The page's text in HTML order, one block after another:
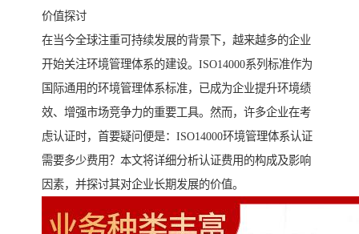
价值探讨
在当今全球注重可持续发展的背景下，越来越多的企业
开始关注环境管理体系的建设。ISO14000系列标准作为
国际通用的环境管理体系标准，已成为企业提升环境绩
效、增强市场竞争力的重要工具。然而，许多企业在考
虑认证时，首要疑问便是：ISO14000环境管理体系认证
需要多少费用？本文将详细分析认证费用的构成及影响
因素，并探讨其对企业长期发展的价值。